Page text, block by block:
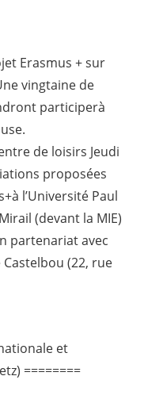
Erasmus + sur
vingtaine de
participerà
de loisirs Jeudi
proposées
l’Université Paul
(devant la MIE)
partenariat avec
(22, rue
et
========